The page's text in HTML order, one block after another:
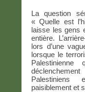
La question
« Quelle est
laisse les gens
entière.
lors d’une
lorsque le
paisiblement et